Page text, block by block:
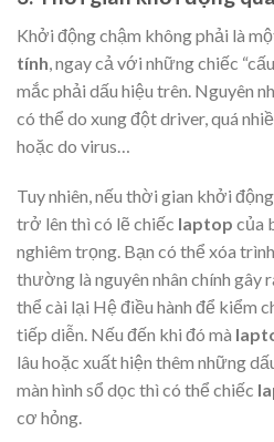
Khởi động chậm không phải là
tính , ngay cả với những chiếc
mắc phải dấu hiệu trên. Nguyên
có thể do xung đột driver, quá
hoặc do virus…
Tuy nhiên, nếu thời gian khởi
trở lên thì có lẽ chiếc laptop của
nghiêm trọng. Bạn có thể xóa
thường là nguyên nhân chính gây
thể cài lại Hệ điều hành để kiểm
tiếp diễn. Nếu đến khi đó mà
lâu hoặc xuất hiện thêm những
màn hình sổ dọc thì có thể chiếc
cơ hỏng.